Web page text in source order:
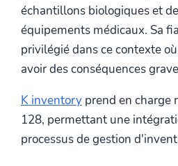
échantillons biologiques et
équipements médicaux. Sa
privilégié dans ce contexte
avoir des conséquences
K inventory prend en charge
128, permettant une
processus de gestion